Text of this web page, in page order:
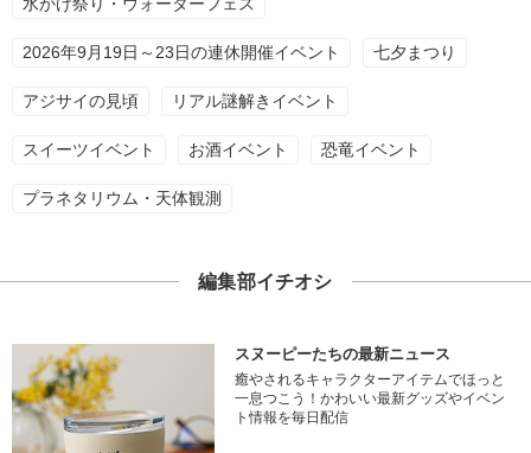
2026年9月19日～23日の連休開催イベント 七夕まつり
アジサイの見頃 リアル謎解きイベント
スイーツイベント お酒イベント 恐竜イベント
プラネタリウム・天体観測
編集部イチオシ
スヌーピーたちの最新ニュース
癒やされるキャラクターアイテムでほっと
一息つこう！かわいい最新グッズやイベン
ト情報を毎日配信